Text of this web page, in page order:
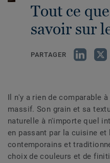
Tout ce
savoir sur
PARTAGER
Il n'y a rien de comparable
massif. Son grain et sa
naturelle à n'importe quel
en passant par la cuisine
contemporains et
choix de couleurs et de